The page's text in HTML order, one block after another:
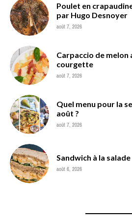
Poulet en
par Hugo Desnoyer
août 7, 2026
Carpaccio de melon
courgette
août 7, 2026
Quel menu pour la
août ?
août 7, 2026
Sandwich à la salade
août 6, 2026